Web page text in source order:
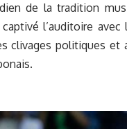
de la tradition
l’auditoire avec
clivages politiques et